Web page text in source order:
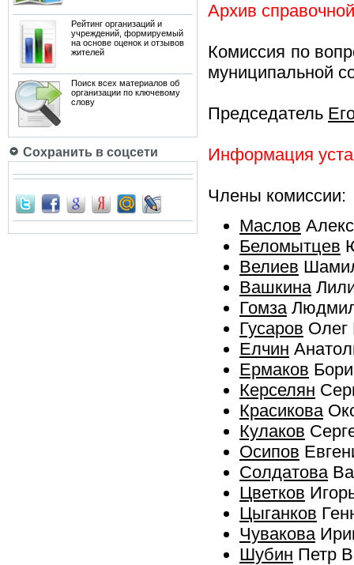
Рейтинг организаций и
учреждений, формируемый
на основе оценок и отзывов
жителей
Поиск всех материалов об
организации по ключевому
слову
Сохранить в соцсети
Архив справочной
Комиссия по
муниципальной
Председатель
Информация
Члены комиссии:
Маслов
Беломытцев
Велиев
Вашкина
Гомза
Гусаров Олег
Елчин
Ермаков
Керселян
Красикова
Кулаков
Осипов
Солдатова
Цветков
Цыганков
Чувакова
Шубин Петр